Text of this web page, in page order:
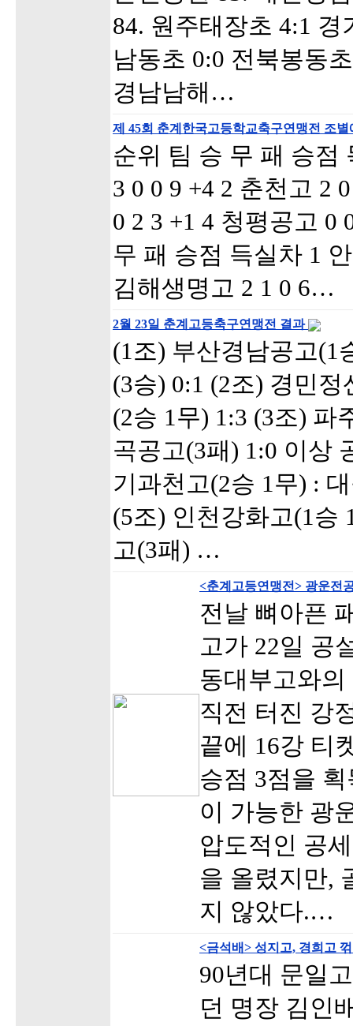
84. 원주태장초 4:1
남동초 0:0 전북봉동
경남남해…
제 45회 춘계한국고등학교축구연맹전 조
순위 팀 승 무 패 승점
3 0 0 9 +4 2 춘천고 2
0 2 3 +1 4 청평공고 0
무 패 승점 득실차 1
김해생명고 2 1 0 6…
2월 23일 춘계고등축구연맹전 결과
(1조) 부산경남공고(1
(3승) 0:1 (2조) 경민
(2승 1무) 1:3 (3조) 파
곡공고(3패) 1:0 이상
기과천고(2승 1무) :
(5조) 인천강화고(1승
고(3패) …
<춘계고등연맹전> 광운전
전날 뼈아픈
고가 22일 공
동대부고와
직전 터진 강
끝에 16강 티
승점 3점을
이 가능한 광
압도적인 공
을 올렸지만,
지 않았다.…
<금석배> 성지고, 경희고
90년대 문일
던 명장 김인